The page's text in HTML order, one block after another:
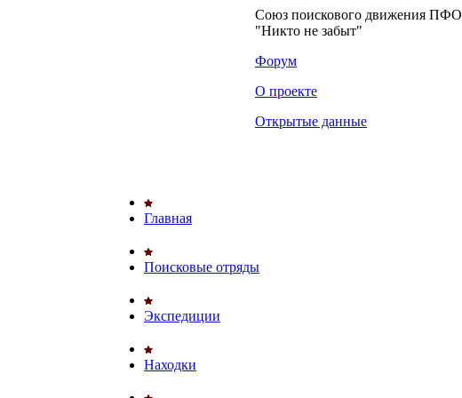
Союз поискового движения ПФО
"Никто не забыт"
Форум
О проекте
Открытые данные
Главная
Поисковые отряды
Экспедиции
Находки